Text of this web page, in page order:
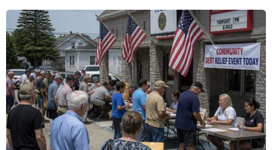
Theo dõi VietnamPlus
TIN LIÊN QUAN